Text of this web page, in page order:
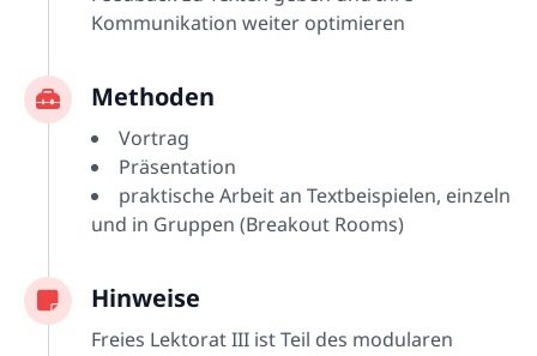
Kommunikation weiter optimieren
Methoden
Vortrag
Präsentation
praktische Arbeit an Textbeispielen, einzeln
und in Gruppen (Breakout Rooms)
Hinweise
Freies Lektorat III ist Teil des modularen